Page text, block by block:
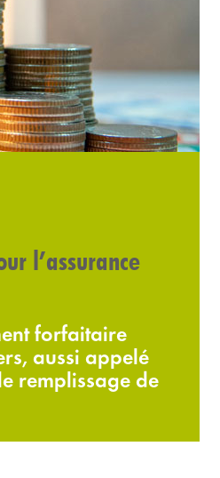
l’assurance
forfaitaire
aussi appelé
remplissage de